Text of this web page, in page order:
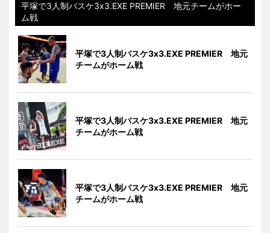
平塚で3人制バスケ3x3.EXE PREMIER 地元チームがホー
ム戦
平塚で3人制バスケ3x3.EXE PREMIER 地元
チームがホーム戦
平塚で3人制バスケ3x3.EXE PREMIER 地元
チームがホーム戦
平塚で3人制バスケ3x3.EXE PREMIER 地元
チームがホーム戦